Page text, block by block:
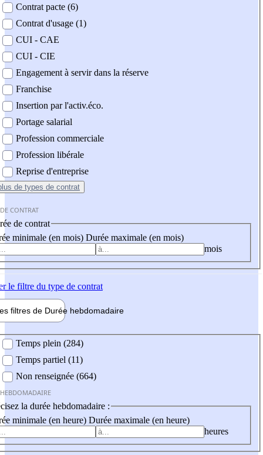
Contrat pacte (6)
Contrat d'usage (1)
CUI - CAE
CUI - CIE
Engagement à servir dans la réserve
Franchise
Insertion par l'activ.éco.
Portage salarial
Profession commerciale
Profession libérale
Reprise d'entreprise
de types de contrat
CONTRAT
de contrat
minimale (en mois) Durée maximale (en mois)
mois
le filtre du type de contrat
filtres de Durée hebdomadaire
Temps plein (284)
Temps partiel (11)
Non renseignée (664)
la durée hebdomadaire :
minimale (en heure) Durée maximale (en heure)
heures